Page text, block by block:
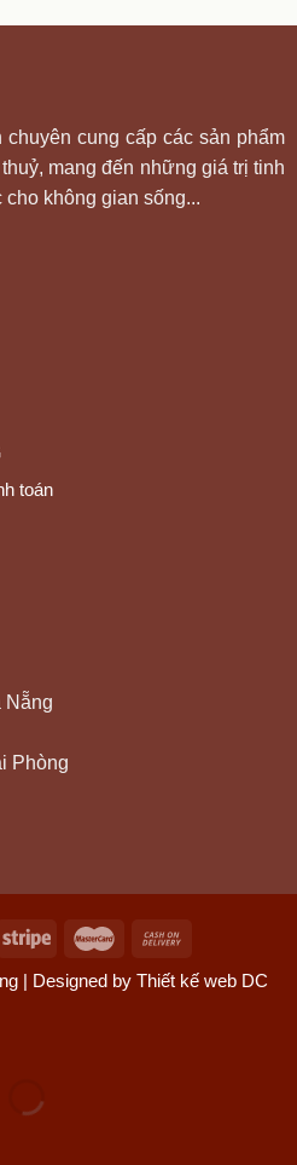
cung cấp các sản phẩm
mang đến những giá trị tinh
không gian sống...
toán
Nẵng
Phòng
| Designed by Thiết kế web DC